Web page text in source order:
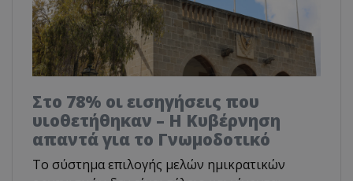
Στο 78% οι εισηγήσεις που
υιοθετήθηκαν – Η Κυβέρνηση
απαντά για το Γνωμοδοτικό
Το σύστημα επιλογής μελών ημικρατικών